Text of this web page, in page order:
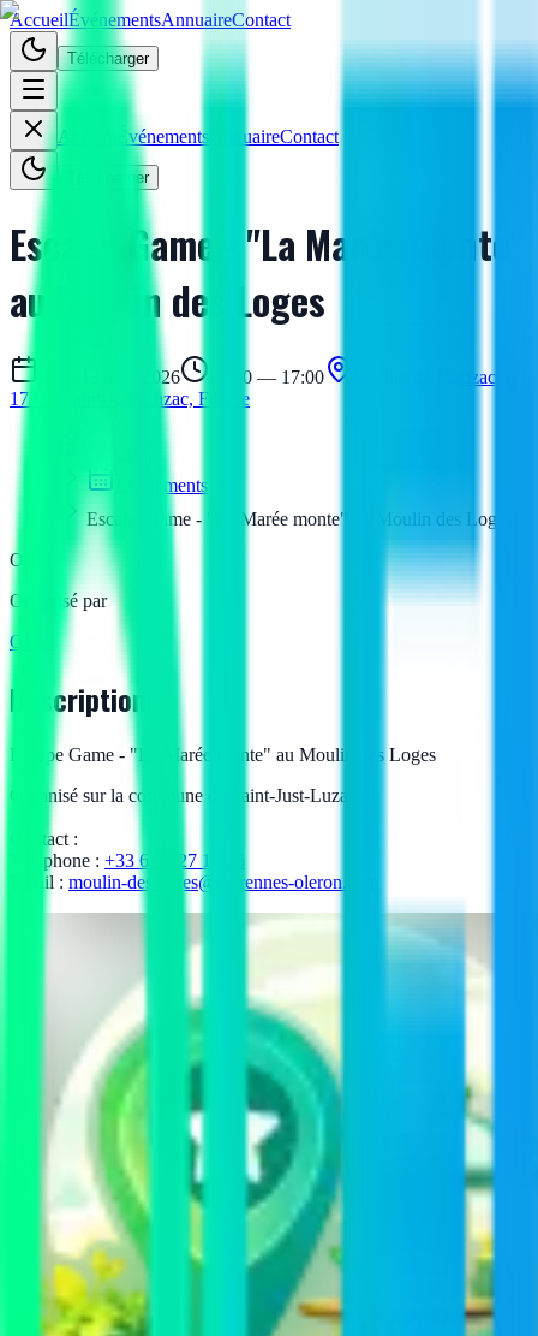
AccueilÉvénementsAnnuaireContact
Télécharger
Accueil Événements AnnuaireContact
Télécharger
Escape Game - "La Marée monte"
au Moulin des Loges
jeudi 13 août 2026 16:00 — 17:00
Moulin de Mauzac,
17320 Saint-Just-Luzac, France
Événements
Escape Game - "La Marée monte" au Moulin des Loges
O
Organisé par
OLEI
Description
Escape Game - "La Marée monte" au Moulin des Loges
Organisé sur la commune de Saint-Just-Luzac.
Contact :
Téléphone : +33 6 30 27 13 05
Email : moulin-des-loges@marennes-oleron.com